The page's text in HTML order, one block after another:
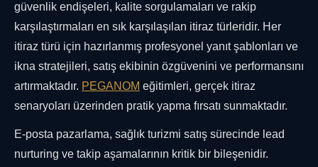
güvenlik endişeleri, kalite sorgulamaları ve rakip
karşılaştırmaları en sık karşılaşılan itiraz türleridir. Her
itiraz türü için hazırlanmış profesyonel yanıt şablonları ve
ikna stratejileri, satış ekibinin özgüvenini ve performansını
artırmaktadır. PEGANOM eğitimleri, gerçek itiraz
senaryoları üzerinden pratik yapma fırsatı sunmaktadır.
E-posta pazarlama, sağlık turizmi satış sürecinde lead
nurturing ve takip aşamalarının kritik bir bileşenidir.